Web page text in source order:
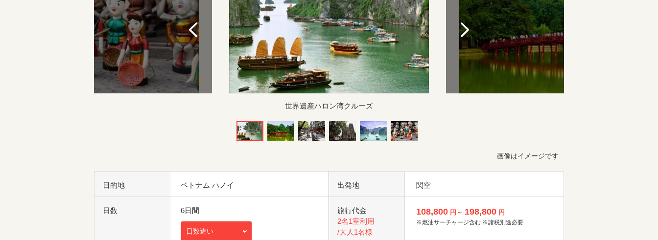
世界遺産ハロン湾クルーズ
画像はイメージです
目的地 ベトナム ハノイ 出発地 関空
日数 6日間
日数違い
旅行代金
2名1室利用
/大人1名様
108,800 円～ 198,800 円
※燃油サーチャージ含む ※諸税別途必要